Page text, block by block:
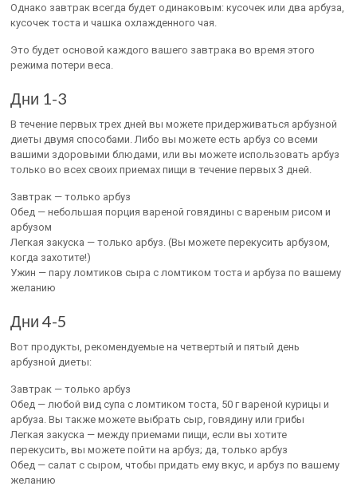
Однако завтрак всегда будет одинаковым: кусочек или два арбуза,
кусочек тоста и чашка охлажденного чая.
Это будет основой каждого вашего завтрака во время этого
режима потери веса.
Дни 1-3
В течение первых трех дней вы можете придерживаться арбузной
диеты двумя способами. Либо вы можете есть арбуз со всеми
вашими здоровыми блюдами, или вы можете использовать арбуз
только во всех своих приемах пищи в течение первых 3 дней.
Завтрак — только арбуз
Обед — небольшая порция вареной говядины с вареным рисом и
арбузом
Легкая закуска — только арбуз. (Вы можете перекусить арбузом,
когда захотите!)
Ужин — пару ломтиков сыра с ломтиком тоста и арбуза по вашему
желанию
Дни 4-5
Вот продукты, рекомендуемые на четвертый и пятый день
арбузной диеты:
Завтрак — только арбуз
Обед — любой вид супа с ломтиком тоста, 50 г вареной курицы и
арбуза. Вы также можете выбрать сыр, говядину или грибы
Легкая закуска — между приемами пищи, если вы хотите
перекусить, вы можете пойти на арбуз; да, только арбуз
Обед — салат с сыром, чтобы придать ему вкус, и арбуз по вашему
желанию